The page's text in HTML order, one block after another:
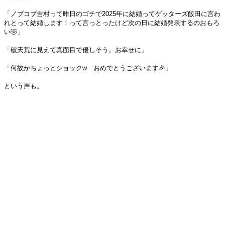
「ノブコブ吉村って昨日のゴチで2025年に結婚ってゲッターズ飯田に言わ
れとって結婚します！って言っとったけど次の日に結婚発表するのおもろ
い🤣」
「破天荒に見えて真面目で優しそう。お幸せに」
「何故かちょっとショックw おめでとうございます🎉」
という声も。